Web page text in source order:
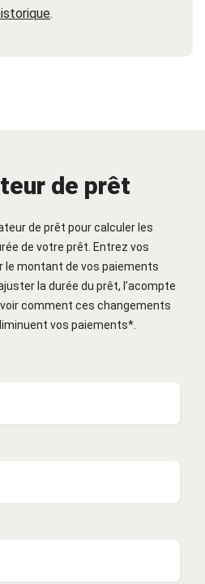
.
de prêt
de prêt pour calculer les
de votre prêt. Entrez vos
le montant de vos paiements
la durée du prêt, l’acompte
comment ces changements
vos paiements*.